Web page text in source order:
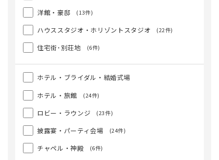
洋館・豪邸 (13件)
ハウススタジオ・ホリゾントスタジオ (22件)
住宅街･別荘地 (6件)
ホテル・ブライダル・結婚式場
ホテル・旅館
(24件)
ロビー・ラウンジ (23件)
披露宴・パーティ会場 (24件)
チャペル・神殿 (6件)